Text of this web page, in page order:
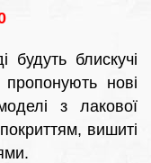
будуть блискучі
нові
з лакової
вишиті